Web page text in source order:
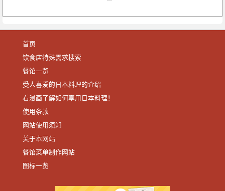
首页
饮食店特殊需求搜索
餐馆一览
受人喜爱的日本料理的介绍
看漫画了解如何享用日本料理！
使用条款
网站使用须知
关于本网站
餐馆菜单制作网站
图标一览